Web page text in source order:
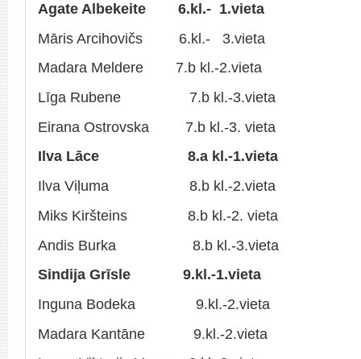
Agate Albekeite 6.kl.- 1.vieta
Māris Arcihovičs 6.kl.- 3.vieta
Madara Meldere 7.b kl.-2.vieta
Līga Rubene 7.b kl.-3.vieta
Eirana Ostrovska 7.b kl.-3. vieta
Ilva Lāce 8.a kl.-1.vieta
Ilva Viļuma 8.b kl.-2.vieta
Miks Kiršteins 8.b kl.-2. vieta
Andis Burka 8.b kl.-3.vieta
Sindija Grīsle 9.kl.-1.vieta
Inguna Bodeka 9.kl.-2.vieta
Madara Kantāne 9.kl.-2.vieta